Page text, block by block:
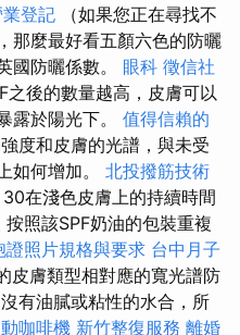
登記 （如果您正在尋找不
那麼最好看五顏六色的防曬
國防曬係數。 眼科 徵信社
之後的數量越高，皮膚可以
露於陽光下。 值得信賴的
度和皮膚的光譜，與未受
如何增加。 北投撥筋技術
30在淺色皮膚上的持續時間
按照該SPF奶油的包裝重複
證照片規格與要求 台中月子
皮膚類型相對應的寬光譜防
有油膩或粘性的水合，所
咖啡機 新竹整復服務 離婚